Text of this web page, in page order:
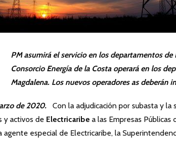
PM asumirá el servicio en los departamentos
Consorcio Energía de la Costa operará en los
Magdalena. Los nuevos operadores as deberán
de 2020. Con la adjudicación por subasta y
y activos de Electricaribe a las Empresas
agente especial de Electricaribe, la